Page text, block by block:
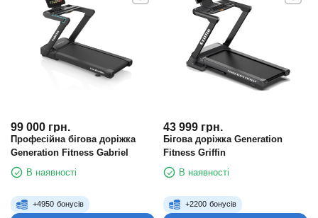
99 000 грн.
Професійна бігова доріжка
Generation Fitness Gabriel
В наявності
+4950 бонусів
43 999 грн.
Бігова доріжка Generation
Fitness Griffin
В наявності
+2200 бонусів